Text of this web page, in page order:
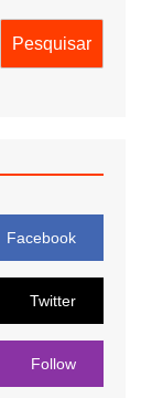
Pesquisar
Facebook
Twitter
Follow